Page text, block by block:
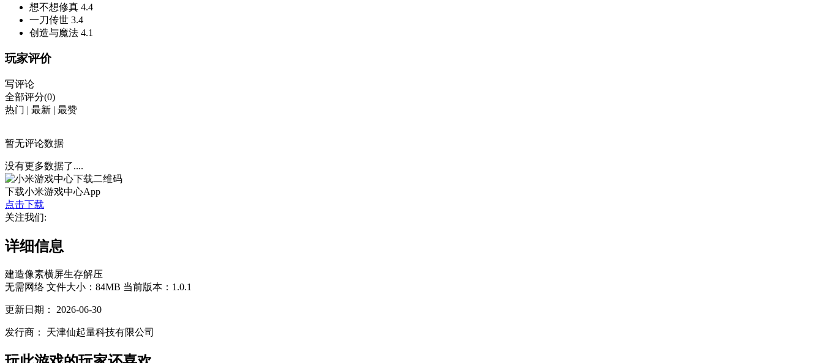
想不想修真 4.4
一刀传世 3.4
创造与魔法 4.1
玩家评价
写评论
全部评分(0)
热门 | 最新 | 最赞
暂无评论数据
没有更多数据了....
下载小米游戏中心App
点击下载
关注我们:
详细信息
建造像素横屏生存解压
无需网络 文件大小：84MB 当前版本：1.0.1
更新日期： 2026-06-30
发行商： 天津仙起量科技有限公司